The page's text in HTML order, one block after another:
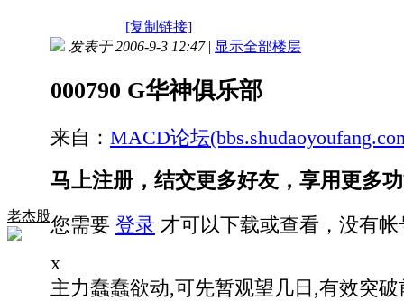
[复制链接]
老杰股
发表于 2006-9-3 12:47 | 显示全部楼层
000790 G华神俱乐部
来自： MACD论坛
马上注册，结交更多好友，享用更多
您需要 登录 才可以下载或查看，没有帐
x
主力蠢蠢欲动,可先暂观望几日,有效突